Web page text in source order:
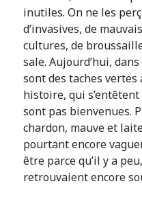
inutiles. On ne les
d’invasives, de
cultures, de
sale. Aujourd’hui,
sont des taches vertes
histoire, qui
sont pas bienvenues.
chardon, mauve et
pourtant encore
être parce qu’il y a
retrouvaient encore